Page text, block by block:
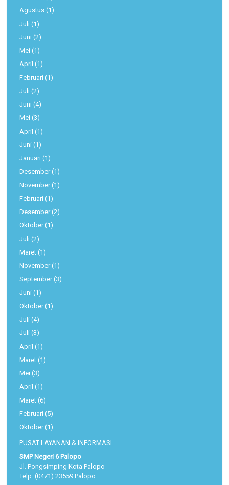
Agustus (1)
Juli (1)
Juni (2)
Mei (1)
April (1)
Februari (1)
Juli (2)
Juni (4)
Mei (3)
April (1)
Juni (1)
Januari (1)
Desember(1)
November(1)
Februari (1)
Desember(2)
Oktober(1)
Juli (2)
Maret (1)
November(1)
September(3)
Juni (1)
Oktober(1)
Juli (4)
Juli (3)
April (1)
Maret (1)
Mei (3)
April (1)
Maret (6)
Februari (5)
Oktober(1)
PUSAT LAYANAN & INFORMASI
SMP Negeri 6 Palopo
Jl. Pongsimping Kota Palopo
Telp. (0471) 23559 Palopo.